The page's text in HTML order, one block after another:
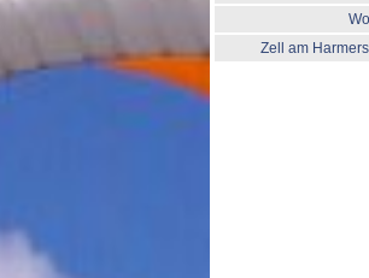
Zell am